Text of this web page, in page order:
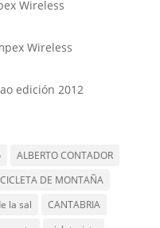
Wireless
Wireless
edición 2012
ALBERTO CONTADOR
DE MONTAÑA
la sal
CANTABRIA